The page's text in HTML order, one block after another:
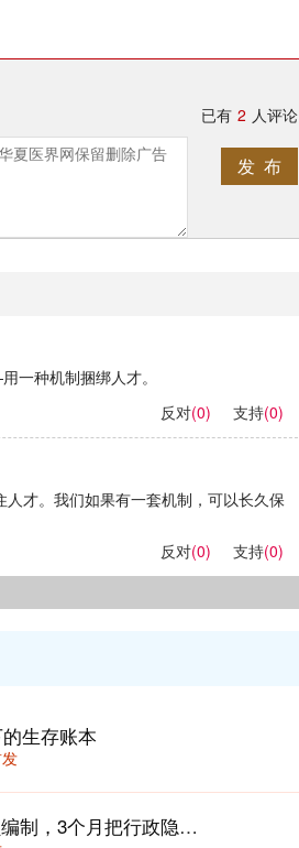
已有 2 人评论
发 布
一种机制捆绑人才。
反对(0) 支持(0)
才。我们如果有一套机制，可以长久保
反对(0) 支持(0)
生存账本
医院“周清月结”行政成本挤水法：不砍一线人员编制，3个月把行政隐性开支压降15%